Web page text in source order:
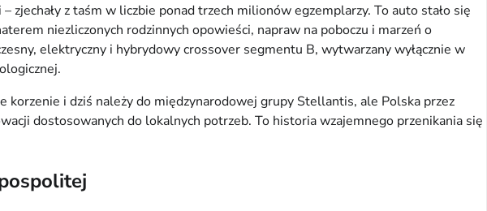
z taśm w liczbie ponad trzech milionów egzemplarzy. To auto stało się
niezliczonych rodzinnych opowieści, napraw na poboczu i marzeń o
elektryczny i hybrydowy crossover segmentu B, wytwarzany wyłącznie w
korzenie i dziś należy do międzynarodowej grupy Stellantis, ale Polska przez
dostosowanych do lokalnych potrzeb. To historia wzajemnego przenikania się